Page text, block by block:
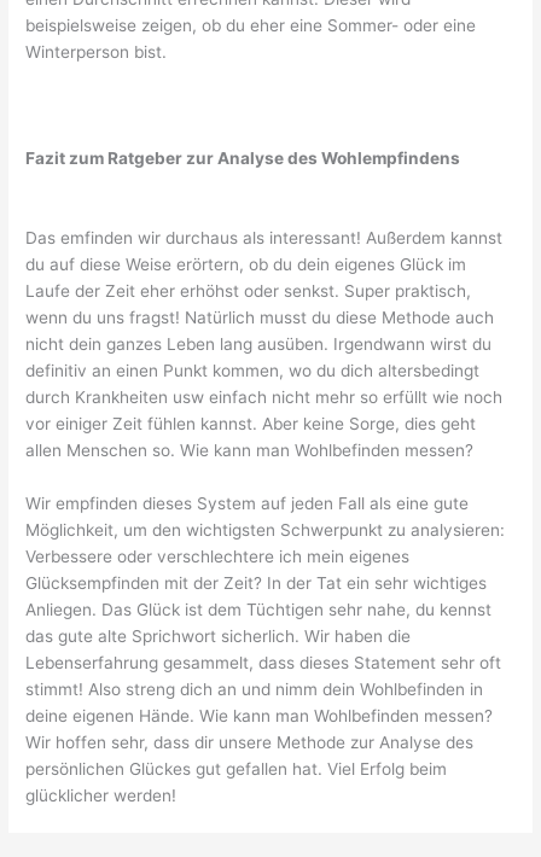
beispielsweise zeigen, ob du eher eine Sommer- oder eine
Winterperson bist.
Fazit zum Ratgeber zur Analyse des Wohlempfindens
Das emfinden wir durchaus als interessant! Außerdem kannst
du auf diese Weise erörtern, ob du dein eigenes Glück im
Laufe der Zeit eher erhöhst oder senkst. Super praktisch,
wenn du uns fragst! Natürlich musst du diese Methode auch
nicht dein ganzes Leben lang ausüben. Irgendwann wirst du
definitiv an einen Punkt kommen, wo du dich altersbedingt
durch Krankheiten usw einfach nicht mehr so erfüllt wie noch
vor einiger Zeit fühlen kannst. Aber keine Sorge, dies geht
allen Menschen so. Wie kann man Wohlbefinden messen?
Wir empfinden dieses System auf jeden Fall als eine gute
Möglichkeit, um den wichtigsten Schwerpunkt zu analysieren:
Verbessere oder verschlechtere ich mein eigenes
Glücksempfinden mit der Zeit? In der Tat ein sehr wichtiges
Anliegen. Das Glück ist dem Tüchtigen sehr nahe, du kennst
das gute alte Sprichwort sicherlich. Wir haben die
Lebenserfahrung gesammelt, dass dieses Statement sehr oft
stimmt! Also streng dich an und nimm dein Wohlbefinden in
deine eigenen Hände. Wie kann man Wohlbefinden messen?
Wir hoffen sehr, dass dir unsere Methode zur Analyse des
persönlichen Glückes gut gefallen hat. Viel Erfolg beim
glücklicher werden!